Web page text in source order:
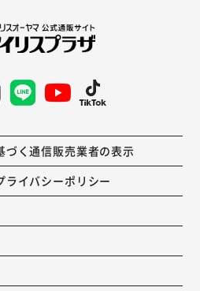
づく通信販売業者の表示
ライバシーポリシー